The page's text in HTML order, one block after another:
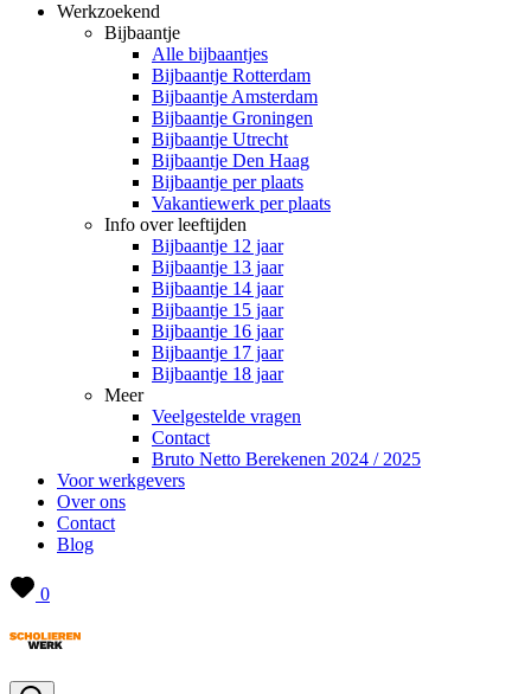
Werkzoekend
Bijbaantje
Alle bijbaantjes
Bijbaantje Rotterdam
Bijbaantje Amsterdam
Bijbaantje Groningen
Bijbaantje Utrecht
Bijbaantje Den Haag
Bijbaantje per plaats
Vakantiewerk per plaats
Info over leeftijden
Bijbaantje 12 jaar
Bijbaantje 13 jaar
Bijbaantje 14 jaar
Bijbaantje 15 jaar
Bijbaantje 16 jaar
Bijbaantje 17 jaar
Bijbaantje 18 jaar
Meer
Veelgestelde vragen
Contact
Bruto Netto Berekenen 2024 / 2025
Voor werkgevers
Over ons
Contact
Blog
0